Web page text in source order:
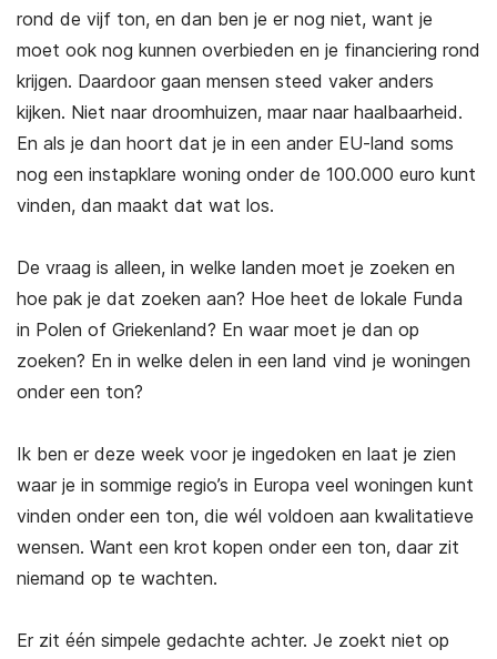
rond de vijf ton, en dan ben je er nog niet, want je
moet ook nog kunnen overbieden en je financiering rond
krijgen. Daardoor gaan mensen steed vaker anders
kijken. Niet naar droomhuizen, maar naar haalbaarheid.
En als je dan hoort dat je in een ander EU-land soms
nog een instapklare woning onder de 100.000 euro kunt
vinden, dan maakt dat wat los.
De vraag is alleen, in welke landen moet je zoeken en
hoe pak je dat zoeken aan? Hoe heet de lokale Funda
in Polen of Griekenland? En waar moet je dan op
zoeken? En in welke delen in een land vind je woningen
onder een ton?
Ik ben er deze week voor je ingedoken en laat je zien
waar je in sommige regio’s in Europa veel woningen kunt
vinden onder een ton, die wél voldoen aan kwalitatieve
wensen. Want een krot kopen onder een ton, daar zit
niemand op te wachten.
Er zit één simpele gedachte achter. Je zoekt niet op